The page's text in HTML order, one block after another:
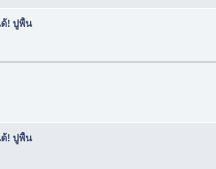
ด้! ปูพื้น
ด้! ปูพื้น